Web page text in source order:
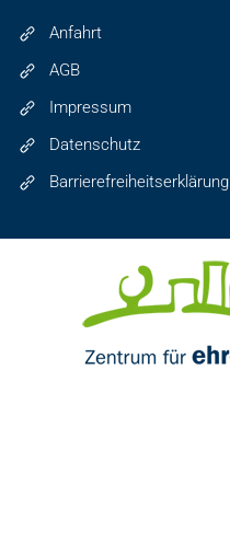
Anfahrt
AGB
Impressum
Datenschutz
Barrierefreiheitserklärung